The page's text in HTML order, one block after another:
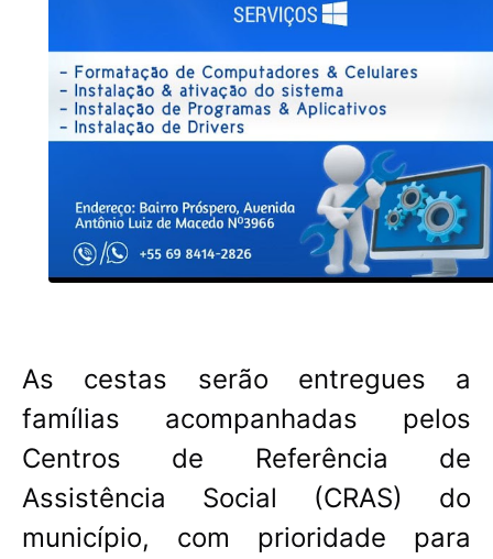
As cestas serão entregues a
famílias acompanhadas pelos
Centros de Referência de
Assistência Social (CRAS) do
município, com prioridade para